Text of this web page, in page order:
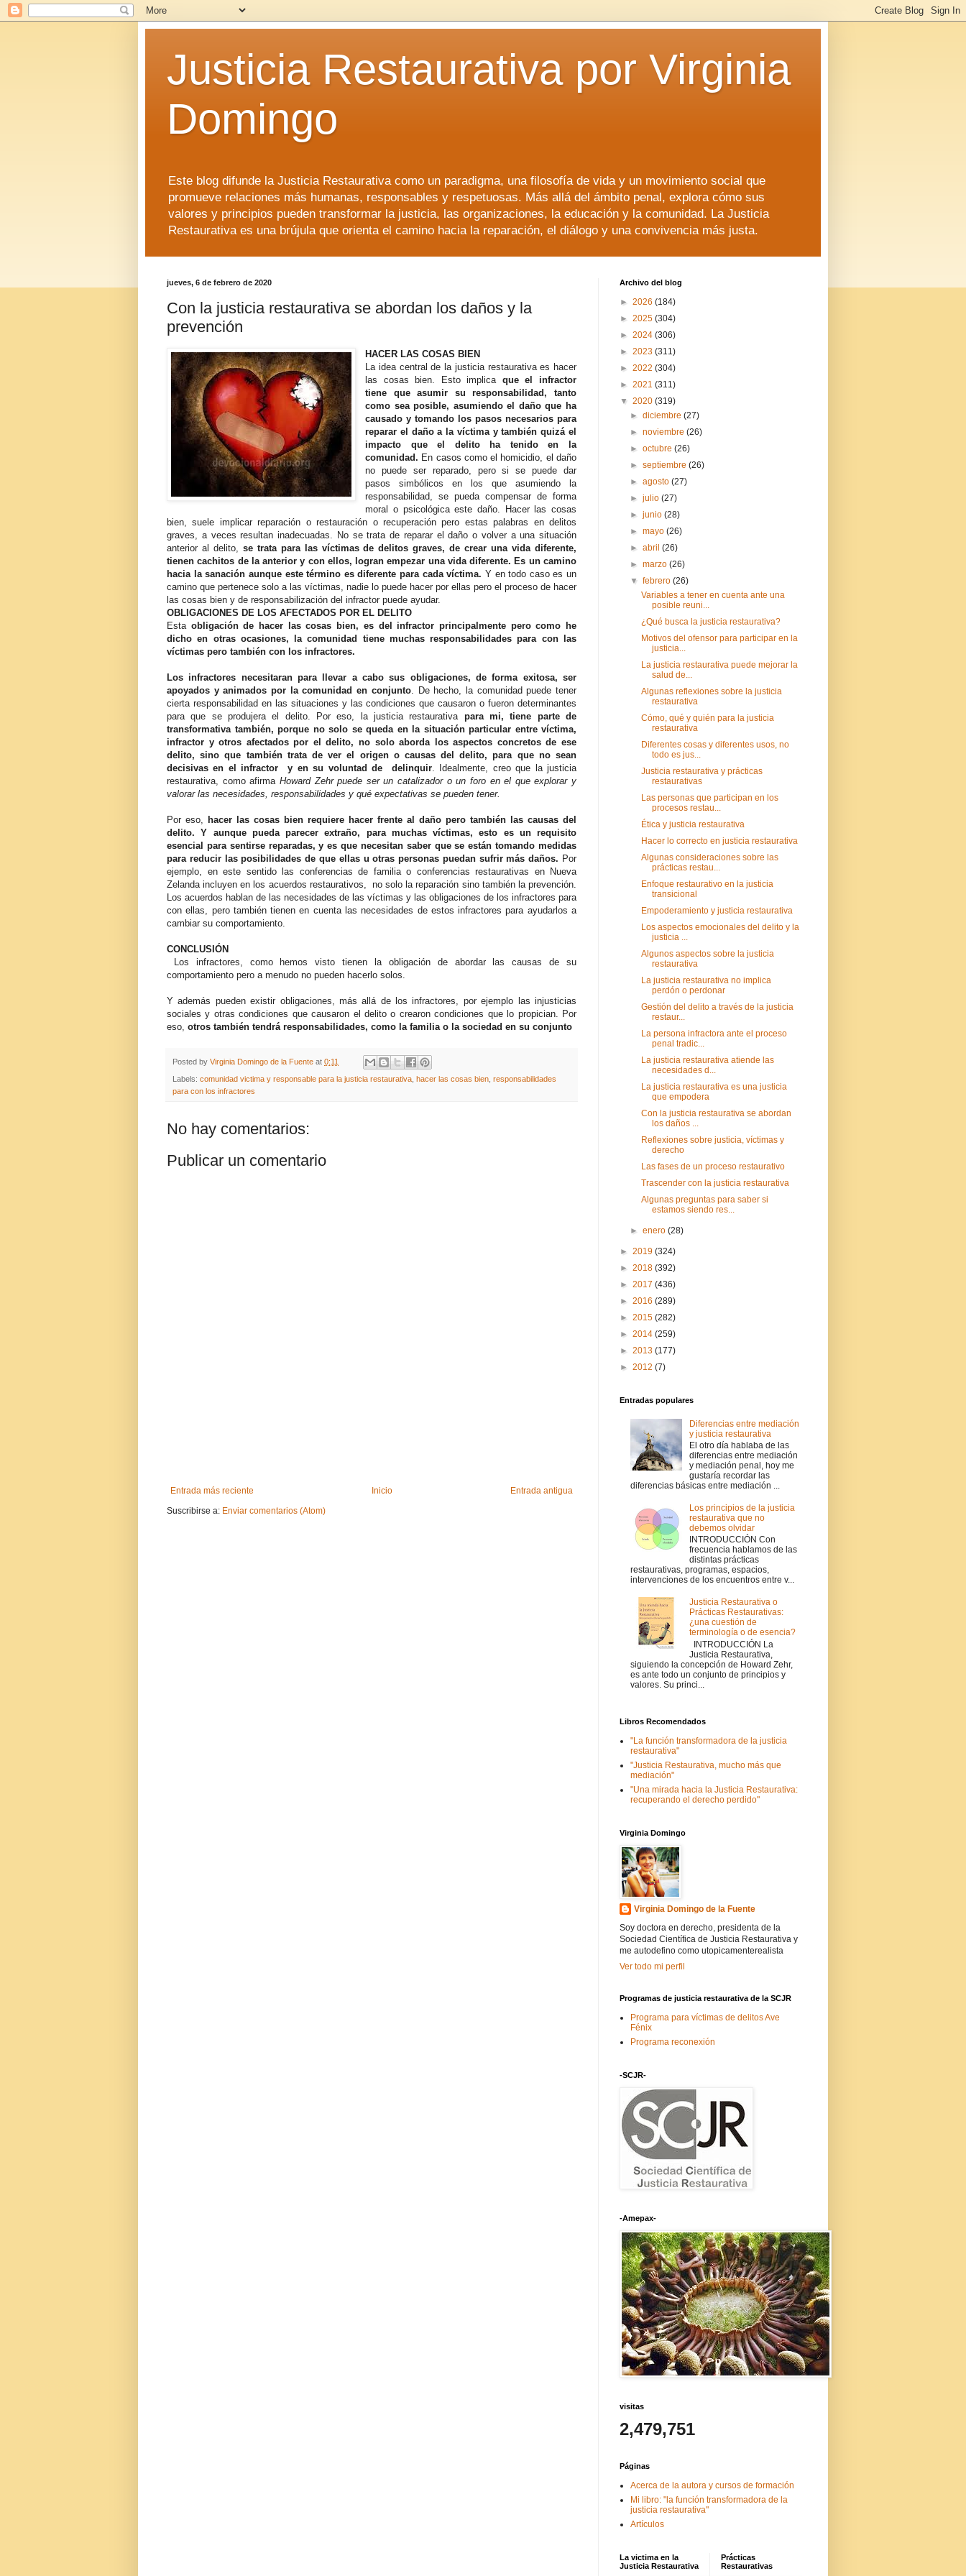
Justicia Restaurativa por Virginia
Domingo
Este blog difunde la Justicia Restaurativa como un paradigma, una filosofía de vida y un movimiento social que
promueve relaciones más humanas, responsables y respetuosas. Más allá del ámbito penal, explora cómo sus
valores y principios pueden transformar la justicia, las organizaciones, la educación y la comunidad. La Justicia
Restaurativa es una brújula que orienta el camino hacia la reparación, el diálogo y una convivencia más justa.
jueves, 6 de febrero de 2020
Con la justicia restaurativa se abordan los daños y la
prevención
HACER LAS COSAS BIEN
La idea central de la justicia restaurativa es hacer
las cosas bien. Esto implica que el infractor
tiene que asumir su responsabilidad, tanto
como sea posible, asumiendo el daño que ha
causado y tomando los pasos necesarios para
reparar el daño a la víctima y también quizá el
impacto que el delito ha tenido en la
comunidad. En casos como el homicidio, el daño
no puede ser reparado, pero si se puede dar
pasos simbólicos en los que asumiendo la
responsabilidad, se pueda compensar de forma
moral o psicológica este daño. Hacer las cosas
bien, suele implicar reparación o restauración o recuperación pero estas palabras en delitos
graves, a veces resultan inadecuadas. No se trata de reparar el daño o volver a una situación
anterior al delito, se trata para las víctimas de delitos graves, de crear una vida diferente,
tienen cachitos de la anterior y con ellos, logran empezar una vida diferente. Es un camino
hacia la sanación aunque este término es diferente para cada víctima. Y en todo caso es un
camino que pertenece solo a las víctimas, nadie lo puede hacer por ellas pero el proceso de hacer
las cosas bien y de responsabilización del infractor puede ayudar.
OBLIGACIONES DE LOS AFECTADOS POR EL DELITO
Esta obligación de hacer las cosas bien, es del infractor principalmente pero como he
dicho en otras ocasiones, la comunidad tiene muchas responsabilidades para con las
víctimas pero también con los infractores.
Los infractores necesitaran para llevar a cabo sus obligaciones, de forma exitosa, ser
apoyados y animados por la comunidad en conjunto. De hecho, la comunidad puede tener
cierta responsabilidad en las situaciones y las condiciones que causaron o fueron determinantes
para que se produjera el delito. Por eso, la justicia restaurativa para mi, tiene parte de
transformativa también, porque no solo se queda en la situación particular entre víctima,
infractor y otros afectados por el delito, no solo aborda los aspectos concretos de ese
delito, sino que también trata de ver el origen o causas del delito, para que no sean
decisivas en el infractor y en su voluntad de delinquir. Idealmente, creo que la justicia
restaurativa, como afirma Howard Zehr puede ser un catalizador o un foro en el que explorar y
valorar las necesidades, responsabilidades y qué expectativas se pueden tener.
Por eso, hacer las cosas bien requiere hacer frente al daño pero también las causas del
delito. Y aunque pueda parecer extraño, para muchas víctimas, esto es un requisito
esencial para sentirse reparadas, y es que necesitan saber que se están tomando medidas
para reducir las posibilidades de que ellas u otras personas puedan sufrir más daños. Por
ejemplo, en este sentido las conferencias de familia o conferencias restaurativas en Nueva
Zelanda incluyen en los acuerdos restaurativos, no solo la reparación sino también la prevención.
Los acuerdos hablan de las necesidades de las víctimas y las obligaciones de los infractores para
con ellas, pero también tienen en cuenta las necesidades de estos infractores para ayudarlos a
cambiar su comportamiento.
CONCLUSIÓN
Los infractores, como hemos visto tienen la obligación de abordar las causas de su
comportamiento pero a menudo no pueden hacerlo solos.
Y además pueden existir obligaciones, más allá de los infractores, por ejemplo las injusticias
sociales y otras condiciones que causaron el delito o crearon condiciones que lo propician. Por
eso, otros también tendrá responsabilidades, como la familia o la sociedad en su conjunto
Posted by Virginia Domingo de la Fuente at 0:11
Labels: comunidad victima y responsable para la justicia restaurativa, hacer las cosas bien, responsabilidades
para con los infractores
No hay comentarios:
Publicar un comentario
Entrada más reciente Entrada antigua
Inicio
Suscribirse a: Enviar comentarios (Atom)
Archivo del blog
► 2026 (184)
► 2025 (304)
► 2024 (306)
► 2023 (311)
► 2022 (304)
► 2021 (311)
▼ 2020 (319)
►diciembre(27)
►noviembre(26)
►octubre(26)
►septiembre(26)
►agosto(27)
►julio(27)
►junio(28)
►mayo(26)
►abril(26)
►marzo(26)
▼febrero(26)
Variables a tener en cuenta ante una
posible reuni...
¿Qué busca la justicia restaurativa?
Motivos del ofensor para participar en la
justicia...
La justicia restaurativa puede mejorar la
salud de...
Algunas reflexiones sobre la justicia
restaurativa
Cómo, qué y quién para la justicia
restaurativa
Diferentes cosas y diferentes usos, no
todo es jus...
Justicia restaurativa y prácticas
restaurativas
Las personas que participan en los
procesos restau...
Ética y justicia restaurativa
Hacer lo correcto en justicia restaurativa
Algunas consideraciones sobre las
prácticas restau...
Enfoque restaurativo en la justicia
transicional
Empoderamiento y justicia restaurativa
Los aspectos emocionales del delito y la
justicia ...
Algunos aspectos sobre la justicia
restaurativa
La justicia restaurativa no implica
perdón o perdonar
Gestión del delito a través de la justicia
restaur...
La persona infractora ante el proceso
penal tradic...
La justicia restaurativa atiende las
necesidades d...
La justicia restaurativa es una justicia
que empodera
Con la justicia restaurativa se abordan
los daños ...
Reflexiones sobre justicia, víctimas y
derecho
Las fases de un proceso restaurativo
Trascender con la justicia restaurativa
Algunas preguntas para saber si
estamos siendo res...
►enero(28)
► 2019 (324)
► 2018 (392)
► 2017 (436)
► 2016 (289)
► 2015 (282)
► 2014 (259)
► 2013 (177)
► 2012 (7)
Entradas populares
Diferencias entre mediación
y justicia restaurativa
El otro día hablaba de las
diferencias entre mediación
y mediación penal, hoy me
gustaría recordar las
diferencias básicas entre mediación ...
Los principios de la justicia
restaurativa que no
debemos olvidar
INTRODUCCIÓN Con
frecuencia hablamos de las
distintas prácticas
restaurativas, programas, espacios,
intervenciones de los encuentros entre v...
Justicia Restaurativa o
Prácticas Restaurativas:
¿una cuestión de
terminología o de esencia?
INTRODUCCIÓN La
Justicia Restaurativa,
siguiendo la concepción de Howard Zehr,
es ante todo un conjunto de principios y
valores. Su princi...
Libros Recomendados
"La función transformadora de la justicia
restaurativa"
"Justicia Restaurativa, mucho más que
mediación"
"Una mirada hacia la Justicia Restaurativa:
recuperando el derecho perdido"
Virginia Domingo
Virginia Domingo de la Fuente
Soy doctora en derecho, presidenta de la
Sociedad Científica de Justicia Restaurativa y
me autodefino como utopicamenterealista
Ver todo mi perfil
Programas de justicia restaurativa de la SCJR
Programa para víctimas de delitos Ave
Fénix
Programa reconexión
-SCJR-
-Amepax-
visitas
2,479,751
Páginas
Acerca de la autora y cursos de formación
Mi libro: "la función transformadora de la
justicia restaurativa"
Artículos
La victima en la
Justicia Restaurativa
Prácticas
Restaurativas